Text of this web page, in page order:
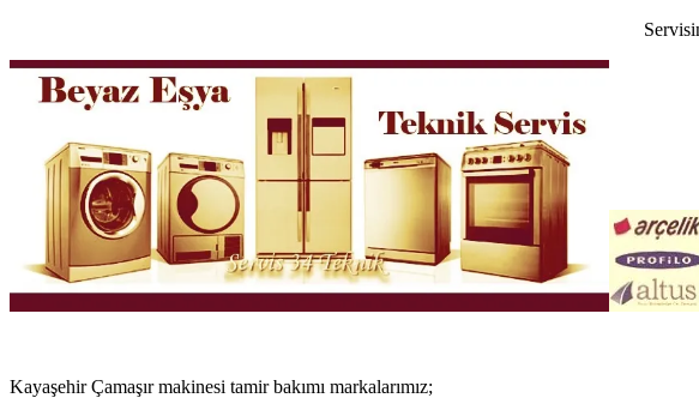
Kayaşehir Çamaşır makinesi tamir bakımı markalarımız;